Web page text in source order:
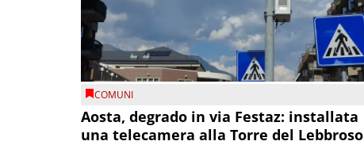
COMUNI
Aosta, degrado in via Festaz: installata
una telecamera alla Torre del Lebbroso